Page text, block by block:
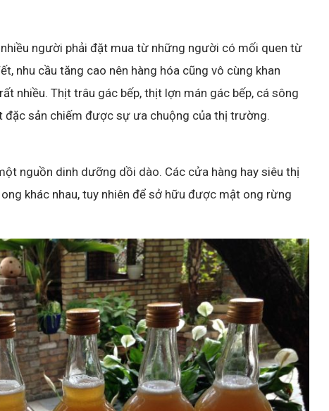
người phải đặt mua từ những người có mối quen từ
nhu cầu tăng cao nên hàng hóa cũng vô cùng khan
nhiều. Thịt trâu gác bếp, thịt lợn mán gác bếp, cá sông
đặc sản chiếm được sự ưa chuộng của thị trường.
nguồn dinh dưỡng dồi dào. Các cửa hàng hay siêu thị
khác nhau, tuy nhiên để sở hữu được mật ong rừng